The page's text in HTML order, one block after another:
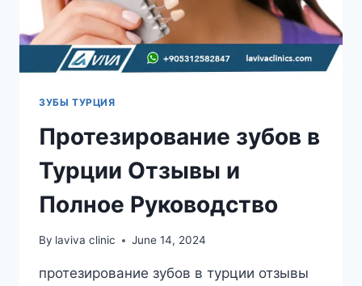
ЗУБЫ ТУРЦИЯ
Протезирование зубов в
Турции Отзывы и
Полное Руководство
By laviva clinic June 14, 2024
протезирование зубов в турции отзывы